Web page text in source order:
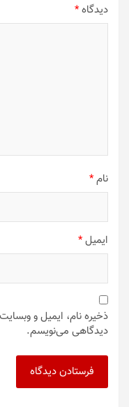
دیدگاه*
نام*
ایمیل*
ذخیره نام، ایمیل و
دیدگاهی می‌نویسم.